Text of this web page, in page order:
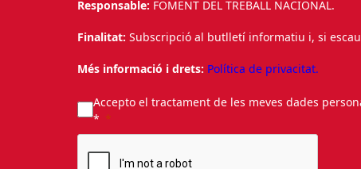
Responsable: FOMENT DEL TREBALL NACIONAL.
Finalitat: Subscripció al butlletí informatiu i, si
Més informació i drets: Política de privacitat.
Accepto el tractament de les meves dades
*